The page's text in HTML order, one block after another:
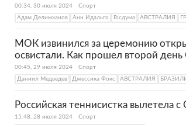
00:34, 30 июля 2024
Спорт
Адам Делимханов
Анн Идальго Госдума АВСТРАЛИЯ
МОК извинился за церемонию
освистали. Как прошел второй
00:45, 29 июля 2024
Спорт
Даниил Медведев
Джессика Фокс АВСТРАЛИЯ
Российская теннисистка вылетела
15:48, 28 июля 2024
Спорт